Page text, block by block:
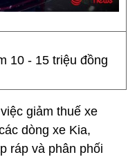
10 - 15 triệu đồng
giảm thuế xe
dòng xe Kia,
ráp và phân phối